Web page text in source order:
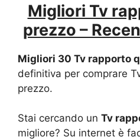
Migliori Tv
prezzo –
Migliori 30 Tv rapporto
definitiva per comprare
prezzo.
Stai cercando un Tv
migliore? Su internet è